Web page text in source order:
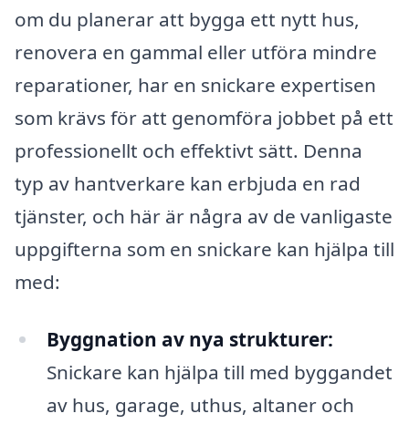
om du planerar att bygga ett nytt hus,
renovera en gammal eller utföra mindre
reparationer, har en snickare expertisen
som krävs för att genomföra jobbet på ett
professionellt och effektivt sätt. Denna
typ av hantverkare kan erbjuda en rad
tjänster, och här är några av de vanligaste
uppgifterna som en snickare kan hjälpa till
med:
Byggnation av nya strukturer:
Snickare kan hjälpa till med byggandet
av hus, garage, uthus, altaner och